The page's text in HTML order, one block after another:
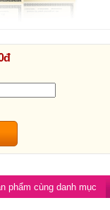
phẩm cùng danh mục